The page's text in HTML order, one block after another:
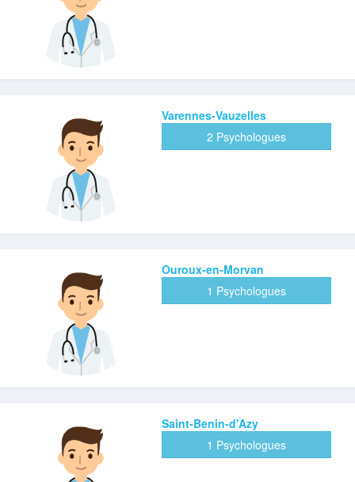
Varennes-Vauzelles
2 Psychologues
Ouroux-en-Morvan
1 Psychologues
Saint-Benin-d'Azy
1 Psychologues